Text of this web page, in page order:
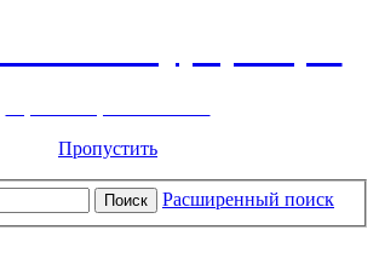
Пропустить
Поиск Расширенный поиск